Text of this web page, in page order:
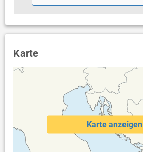
Karte
Karte anzeigen